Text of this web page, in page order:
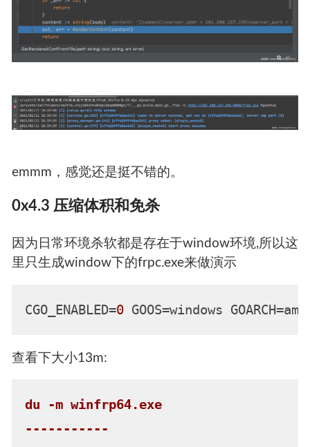
emmm，感觉还是挺不错的。
0x4.3 压缩体积和免杀
因为日常环境杀软都是存在于window环境,所以这
里只生成window下的frpc.exe来做演示
CGO_ENABLED=0 GOOS=windows
查看下大小13m:
du -m winfrp64.exe
-----------